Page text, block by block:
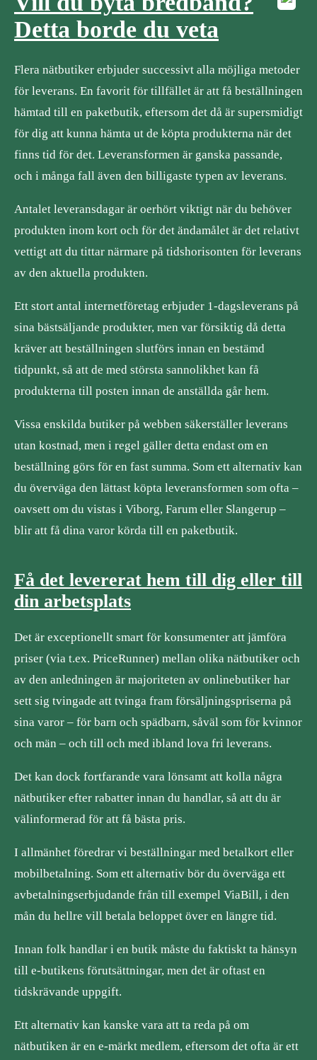
Detta borde du veta
Flera nätbutiker erbjuder successivt alla möjliga metoder
för leverans. En favorit för tillfället är att få beställningen
hämtad till en paketbutik, eftersom det då är supersmidigt
för dig att kunna hämta ut de köpta produkterna när det
finns tid för det. Leveransformen är ganska passande,
och i många fall även den billigaste typen av leverans.
Antalet leveransdagar är oerhört viktigt när du behöver
produkten inom kort och för det ändamålet är det relativt
vettigt att du tittar närmare på tidshorisonten för leverans
av den aktuella produkten.
Ett stort antal internetföretag erbjuder 1-dagsleverans på
sina bästsäljande produkter, men var försiktig då detta
kräver att beställningen slutförs innan en bestämd
tidpunkt, så att de med största sannolikhet kan få
produkterna till posten innan de anställda går hem.
Vissa enskilda butiker på webben säkerställer leverans
utan kostnad, men i regel gäller detta endast om en
beställning görs för en fast summa. Som ett alternativ kan
du överväga den lättast köpta leveransformen som ofta –
oavsett om du vistas i Viborg, Farum eller Slangerup –
blir att få dina varor körda till en paketbutik.
Få det levererat hem till dig eller till
din arbetsplats
Det är exceptionellt smart för konsumenter att jämföra
priser (via t.ex. PriceRunner) mellan olika nätbutiker och
av den anledningen är majoriteten av onlinebutiker har
sett sig tvingade att tvinga fram försäljningspriserna på
sina varor – för barn och spädbarn, såväl som för kvinnor
och män – och till och med ibland lova fri leverans.
Det kan dock fortfarande vara lönsamt att kolla några
nätbutiker efter rabatter innan du handlar, så att du är
välinformerad för att få bästa pris.
I allmänhet föredrar vi beställningar med betalkort eller
mobilbetalning. Som ett alternativ bör du överväga ett
avbetalningserbjudande från till exempel ViaBill, i den
mån du hellre vill betala beloppet över en längre tid.
Innan folk handlar i en butik måste du faktiskt ta hänsyn
till e-butikens förutsättningar, men det är oftast en
tidskrävande uppgift.
Ett alternativ kan kanske vara att ta reda på om
nätbutiken är en e-märkt medlem, eftersom det ofta är ett